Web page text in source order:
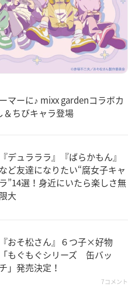
マーに♪ mixx gardenコラボカ
＆ちびキャラ登場
『デュラララ』『ばらかもん』
など友達になりたい“腐女子キャ
ラ”14選！身近にいたら楽しさ無
限大
『おそ松さん』６つ子×好物
「もぐもぐシリーズ 缶バッ
チ」発売決定！
7コメント